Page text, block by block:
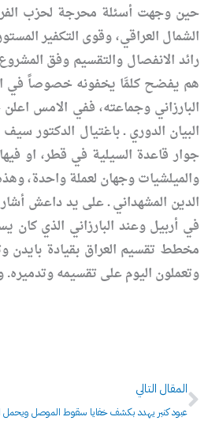
حين وجهت أسئلة محرجة لحزب
الشمال العراقي، وقوى التكفير
رائد الانفصال والتقسيم وفق
هم يفضح كلمَّا يخفونه خصوصاً في
البارزاني وجماعته، ففي الامس
البيان الدوري ـ باغتيال
جوار قاعدة السيلية في قطر، او
والميلشيات وجهان لعملة واحدة،
الدين المشهداني ـ على يد داعش
في أربيل وعند البارزاني الذي كان
مخطط تقسيم العراق بقيادة بايدن
وتعملون اليوم على تقسيمه
المقال التالي
عبود كنبر يهدد بكشف خفايا سقوط الموصل ويحمل
Next